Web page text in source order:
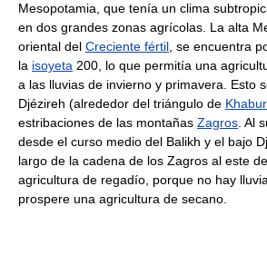
Mesopotamia, que tenía un clima
en dos grandes zonas agrícolas. La alta
oriental del Creciente fértil, se encuentra
la isoyeta 200, lo que permitía una
a las lluvias de invierno y primavera. Esto
Djézireh (alrededor del triángulo de Khabur
estribaciones de las montañas Zagros. Al
desde el curso medio del Balikh y el bajo
largo de la cadena de los Zagros al este
agricultura de regadío, porque no hay
prospere una agricultura de secano.